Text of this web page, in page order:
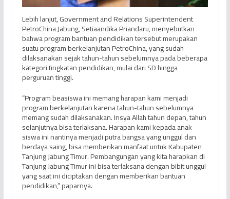
Lebih lanjut, Government and Relations Superintendent
PetroChina Jabung, Setiaandika Priandaru, menyebutkan
bahwa program bantuan pendidikan tersebut merupakan
suatu program berkelanjutan PetroChina, yang sudah
dilaksanakan sejak tahun-tahun sebelumnya pada beberapa
kategori tingkatan pendidikan, mulai dari SD hingga
perguruan tinggi.
“Program beasiswa ini memang harapan kami menjadi
program berkelanjutan karena tahun-tahun sebelumnya
memang sudah dilaksanakan. Insya Allah tahun depan, tahun
selanjutnya bisa terlaksana. Harapan kami kepada anak
siswa ini nantinya menjadi putra bangsa yang unggul dan
berdaya saing, bisa memberikan manfaat untuk Kabupaten
Tanjung Jabung Timur. Pembangungan yang kita harapkan di
Tanjung Jabung Timur ini bisa terlaksana dengan bibit unggul
yang saat ini diciptakan dengan memberikan bantuan
pendidikan,” paparnya.